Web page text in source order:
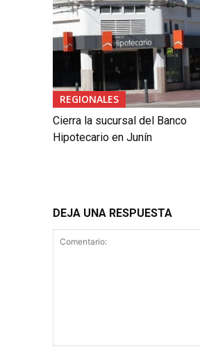
REGIONALES
Cierra la sucursal del Banco
Hipotecario en Junín
DEJA UNA RESPUESTA